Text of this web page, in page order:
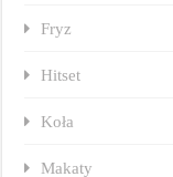
Fryz
Hitset
Koła
Makaty